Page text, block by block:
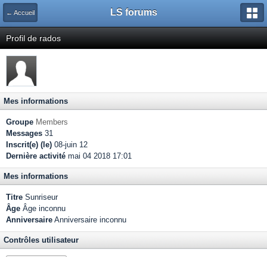
← Accueil LS forums
Profil de rados
Mes informations
Groupe Members
Messages 31
Inscrit(e) (le) 08-juin 12
Dernière activité mai 04 2018 17:01
Mes informations
Titre Sunriseur
Âge Âge inconnu
Anniversaire Anniversaire inconnu
Contrôles utilisateur